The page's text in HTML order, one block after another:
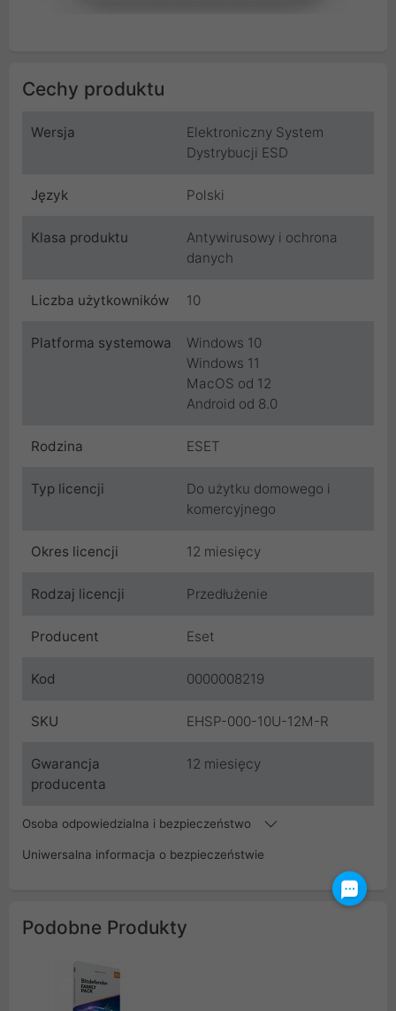
Cechy produktu
Wersja
Elektroniczny System
Dystrybucji ESD
Język Polski
Klasa produktu
Antywirusowy i ochrona
danych
Liczba użytkowników 10
Platforma systemowa
Windows 10
Windows 11
MacOS od 12
Android od 8.0
Rodzina ESET
Typ licencji
Do użytku domowego i
komercyjnego
Okres licencji 12 miesięcy
Rodzaj licencji Przedłużenie
Producent Eset
Kod 0000008219
SKU EHSP-000-10U-12M-R
Gwarancja
producenta
12 miesięcy
Osoba odpowiedzialna i bezpieczeństwo
Uniwersalna informacja o bezpieczeństwie
Podobne Produkty